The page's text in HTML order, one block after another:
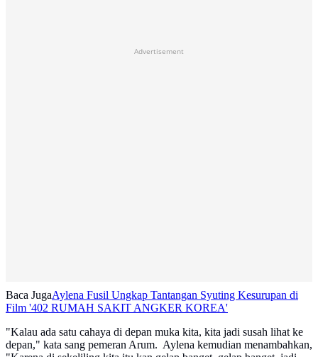
Advertisement
Baca JugaAylena Fusil Ungkap Tantangan Syuting Kesurupan di
Film '402 RUMAH SAKIT ANGKER KOREA'
"Kalau ada satu cahaya di depan muka kita, kita jadi susah lihat ke
depan," kata sang pemeran Arum. Aylena kemudian menambahkan,